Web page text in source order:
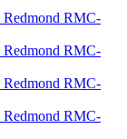
Redmond RMC-
Redmond RMC-
Redmond RMC-
Redmond RMC-